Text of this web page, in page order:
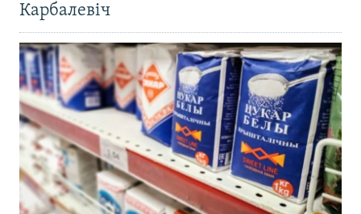
Карбалевіч